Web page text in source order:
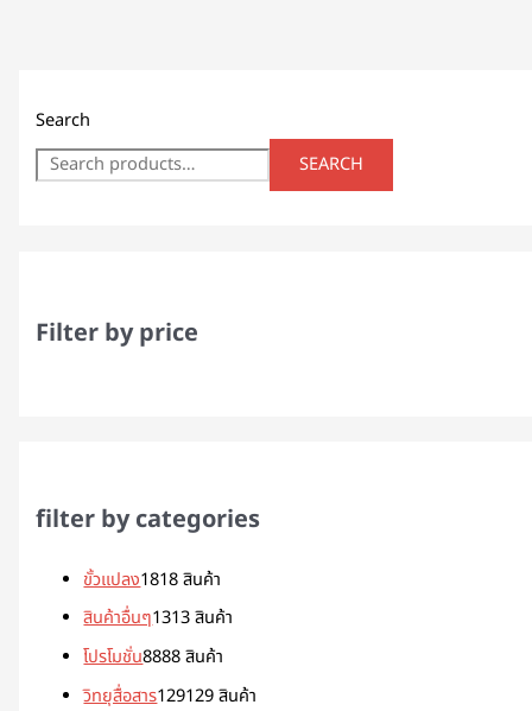
Search
SEARCH
Filter by price
filter by categories
ขั้วแปลง1818 สินค้า
สินค้าอื่นๆ1313 สินค้า
โปรโมชั่น8888 สินค้า
วิทยุสื่อสาร129129 สินค้า